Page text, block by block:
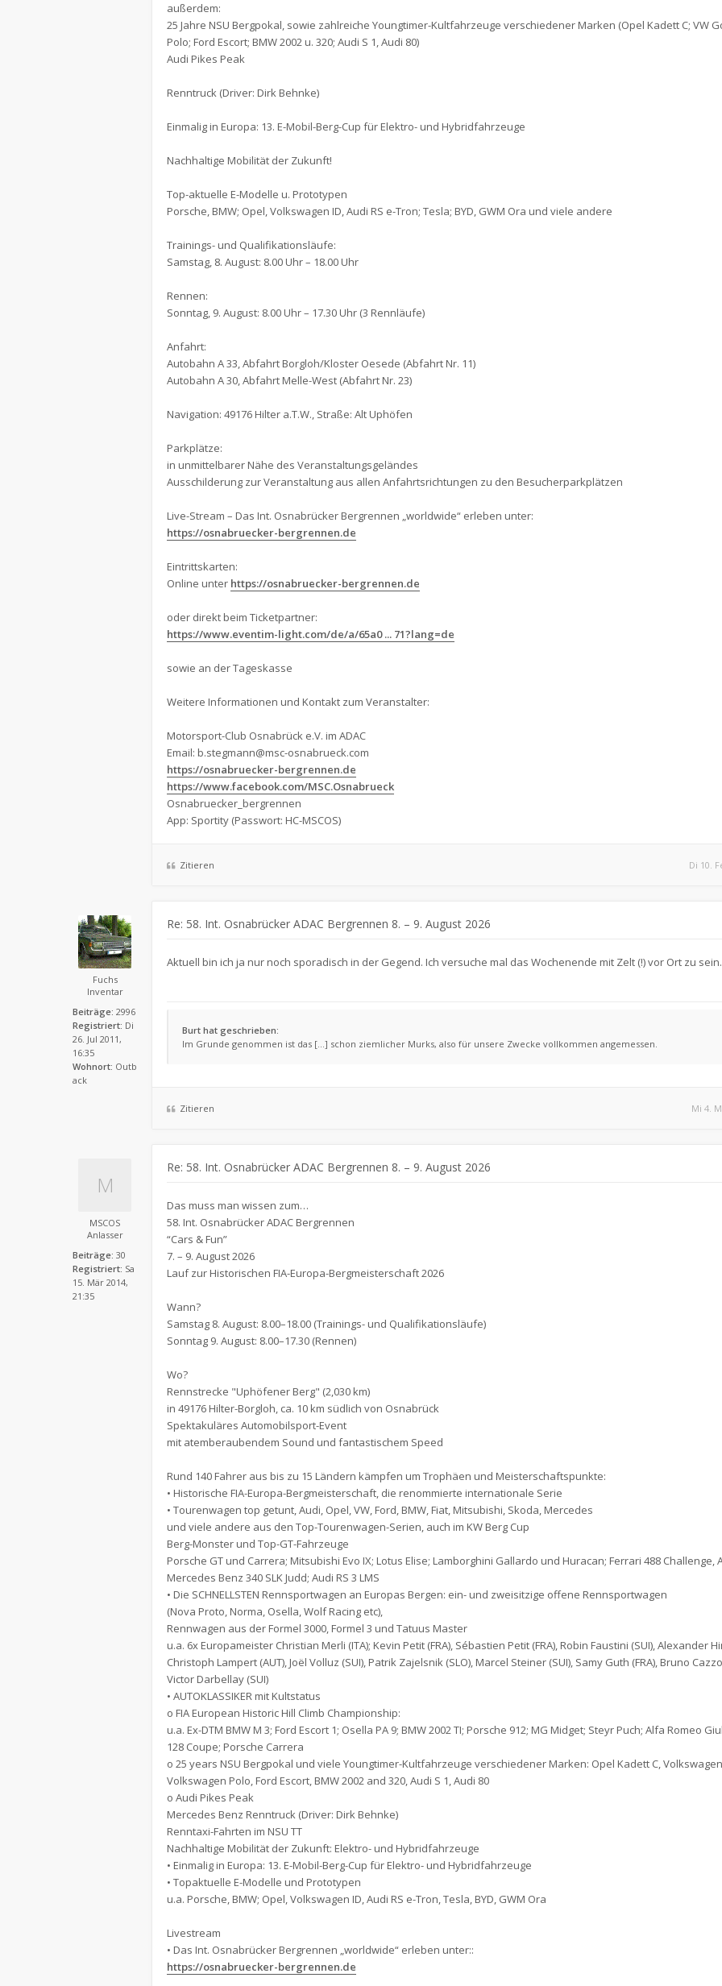
außerdem:
25 Jahre NSU Bergpokal, sowie zahlreiche Youngtimer-Kultfahrzeuge verschiedener Marken (Opel Kadett C; VW
Polo; Ford Escort; BMW 2002 u. 320; Audi S 1, Audi 80)
Audi Pikes Peak
Renntruck (Driver: Dirk Behnke)
Einmalig in Europa: 13. E-Mobil-Berg-Cup für Elektro- und Hybridfahrzeuge
Nachhaltige Mobilität der Zukunft!
Top-aktuelle E-Modelle u. Prototypen
Porsche, BMW; Opel, Volkswagen ID, Audi RS e-Tron; Tesla; BYD, GWM Ora und viele andere
Trainings- und Qualifikationsläufe:
Samstag, 8. August: 8.00 Uhr – 18.00 Uhr
Rennen:
Sonntag, 9. August: 8.00 Uhr – 17.30 Uhr (3 Rennläufe)
Anfahrt:
Autobahn A 33, Abfahrt Borgloh/Kloster Oesede (Abfahrt Nr. 11)
Autobahn A 30, Abfahrt Melle-West (Abfahrt Nr. 23)
Navigation: 49176 Hilter a.T.W., Straße: Alt Uphöfen
Parkplätze:
in unmittelbarer Nähe des Veranstaltungsgeländes
Ausschilderung zur Veranstaltung aus allen Anfahrtsrichtungen zu den Besucherparkplätzen
Live-Stream – Das Int. Osnabrücker Bergrennen „worldwide“ erleben unter:
https://osnabruecker-bergrennen.de
Eintrittskarten:
Online unter https://osnabruecker-bergrennen.de
oder direkt beim Ticketpartner:
https://www.eventim-light.com/de/a/65a0 ... 71?lang=de
sowie an der Tageskasse
Weitere Informationen und Kontakt zum Veranstalter:
Motorsport-Club Osnabrück e.V. im ADAC
Email: b.stegmann@msc-osnabrueck.com
https://osnabruecker-bergrennen.de
https://www.facebook.com/MSC.Osnabrueck
Osnabruecker_bergrennen
App: Sportity (Passwort: HC-MSCOS)
Zitieren Di 10.
Fuchs
Inventar
Beiträge: 2996
Registriert: Di
26. Jul 2011,
16:35
Wohnort: Outb
ack
Re: 58. Int. Osnabrücker ADAC Bergrennen 8. – 9. August 2026
Aktuell bin ich ja nur noch sporadisch in der Gegend. Ich versuche mal das Wochenende mit Zelt (!) vor Ort zu
Burt hat geschrieben:
Im Grunde genommen ist das [...] schon ziemlicher Murks, also für unsere Zwecke vollkommen angemessen.
Zitieren Mi 4.
MSCOS
Anlasser
Beiträge: 30
Registriert: Sa
15. Mär 2014,
21:35
Re: 58. Int. Osnabrücker ADAC Bergrennen 8. – 9. August 2026
Das muss man wissen zum…
58. Int. Osnabrücker ADAC Bergrennen
“Cars & Fun”
7. – 9. August 2026
Lauf zur Historischen FIA-Europa-Bergmeisterschaft 2026
Wann?
Samstag 8. August: 8.00–18.00 (Trainings- und Qualifikationsläufe)
Sonntag 9. August: 8.00–17.30 (Rennen)
Wo?
Rennstrecke "Uphöfener Berg" (2,030 km)
in 49176 Hilter-Borgloh, ca. 10 km südlich von Osnabrück
Spektakuläres Automobilsport-Event
mit atemberaubendem Sound und fantastischem Speed
Rund 140 Fahrer aus bis zu 15 Ländern kämpfen um Trophäen und Meisterschaftspunkte:
• Historische FIA-Europa-Bergmeisterschaft, die renommierte internationale Serie
• Tourenwagen top getunt, Audi, Opel, VW, Ford, BMW, Fiat, Mitsubishi, Skoda, Mercedes
und viele andere aus den Top-Tourenwagen-Serien, auch im KW Berg Cup
Berg-Monster und Top-GT-Fahrzeuge
Porsche GT und Carrera; Mitsubishi Evo IX; Lotus Elise; Lamborghini Gallardo und Huracan; Ferrari 488 Challenge,
Mercedes Benz 340 SLK Judd; Audi RS 3 LMS
• Die SCHNELLSTEN Rennsportwagen an Europas Bergen: ein- und zweisitzige offene Rennsportwagen
(Nova Proto, Norma, Osella, Wolf Racing etc),
Rennwagen aus der Formel 3000, Formel 3 und Tatuus Master
u.a. 6x Europameister Christian Merli (ITA); Kevin Petit (FRA), Sébastien Petit (FRA), Robin Faustini (SUI), Alexander
Christoph Lampert (AUT), Joël Volluz (SUI), Patrik Zajelsnik (SLO), Marcel Steiner (SUI), Samy Guth (FRA), Bruno
Victor Darbellay (SUI)
• AUTOKLASSIKER mit Kultstatus
o FIA European Historic Hill Climb Championship:
u.a. Ex-DTM BMW M 3; Ford Escort 1; Osella PA 9; BMW 2002 TI; Porsche 912; MG Midget; Steyr Puch; Alfa Romeo
128 Coupe; Porsche Carrera
o 25 years NSU Bergpokal und viele Youngtimer-Kultfahrzeuge verschiedener Marken: Opel Kadett C,
Volkswagen Polo, Ford Escort, BMW 2002 and 320, Audi S 1, Audi 80
o Audi Pikes Peak
Mercedes Benz Renntruck (Driver: Dirk Behnke)
Renntaxi-Fahrten im NSU TT
Nachhaltige Mobilität der Zukunft: Elektro- und Hybridfahrzeuge
• Einmalig in Europa: 13. E-Mobil-Berg-Cup für Elektro- und Hybridfahrzeuge
• Topaktuelle E-Modelle und Prototypen
u.a. Porsche, BMW; Opel, Volkswagen ID, Audi RS e-Tron, Tesla, BYD, GWM Ora
Livestream
• Das Int. Osnabrücker Bergrennen „worldwide“ erleben unter::
https://osnabruecker-bergrennen.de